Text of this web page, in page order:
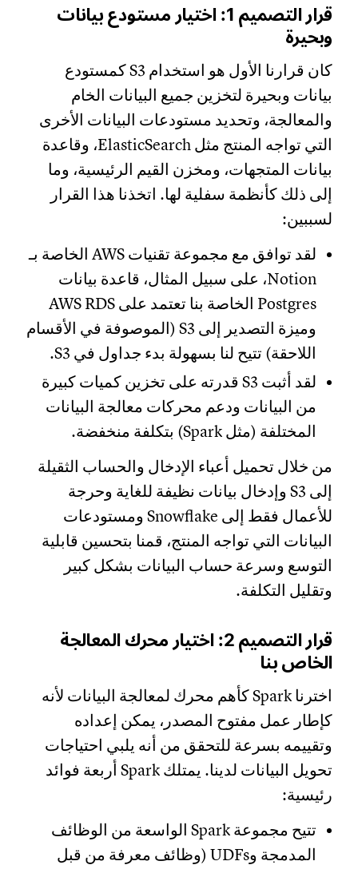
قرار التصميم 1: اختيار مستودع بيانات
وبحيرة
كان قرارنا الأول هو استخدام S3 كمستودع
بيانات وبحيرة لتخزين جميع البيانات الخام
والمعالجة، وتحديد مستودعات البيانات الأخرى
التي تواجه المنتج مثل ElasticSearch، وقاعدة
بيانات المتجهات، ومخزن القيم الرئيسية، وما
إلى ذلك كأنظمة سفلية لها. اتخذنا هذا القرار
لسببين:
لقد توافق مع مجموعة تقنيات AWS الخاصة بـ
Notion، على سبيل المثال، قاعدة بيانات
Postgres الخاصة بنا تعتمد على AWS RDS
وميزة التصدير إلى S3 (الموصوفة في الأقسام
اللاحقة) تتيح لنا بسهولة بدء جداول في S3.
لقد أثبت S3 قدرته على تخزين كميات كبيرة
من البيانات ودعم محركات معالجة البيانات
المختلفة (مثل Spark) بتكلفة منخفضة.
من خلال تحميل أعباء الإدخال والحساب الثقيلة
إلى S3 وإدخال بيانات نظيفة للغاية وحرجة
للأعمال فقط إلى Snowflake ومستودعات
البيانات التي تواجه المنتج، قمنا بتحسين قابلية
التوسع وسرعة حساب البيانات بشكل كبير
وتقليل التكلفة.
قرار التصميم 2: اختيار محرك المعالجة
الخاص بنا
اخترنا Spark كأهم محرك لمعالجة البيانات لأنه
كإطار عمل مفتوح المصدر، يمكن إعداده
وتقييمه بسرعة للتحقق من أنه يلبي احتياجات
تحويل البيانات لدينا. يمتلك Spark أربعة فوائد
رئيسية:
تتيح مجموعة Spark الواسعة من الوظائف
المدمجة وUDFs (وظائف معرفة من قبل